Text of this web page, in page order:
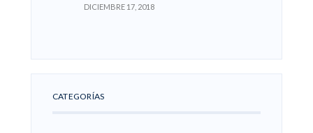
DICIEMBRE 17, 2018
CATEGORÍAS